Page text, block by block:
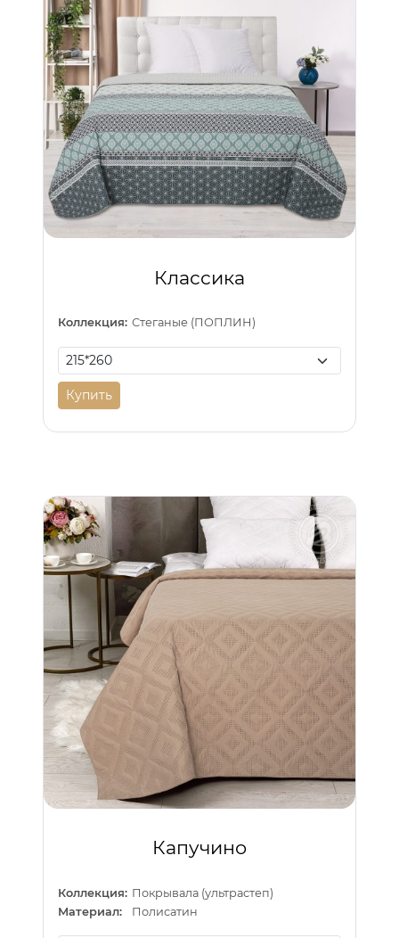
Классика
Коллекция: Стеганые (ПОПЛИН)
Купить
Капучино
Коллекция: Покрывала (ультрастеп)
Материал:
Полисатин